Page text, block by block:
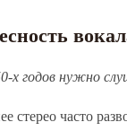
х годов нужно
стерео часто